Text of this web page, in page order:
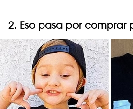
2. Eso pasa por comprar